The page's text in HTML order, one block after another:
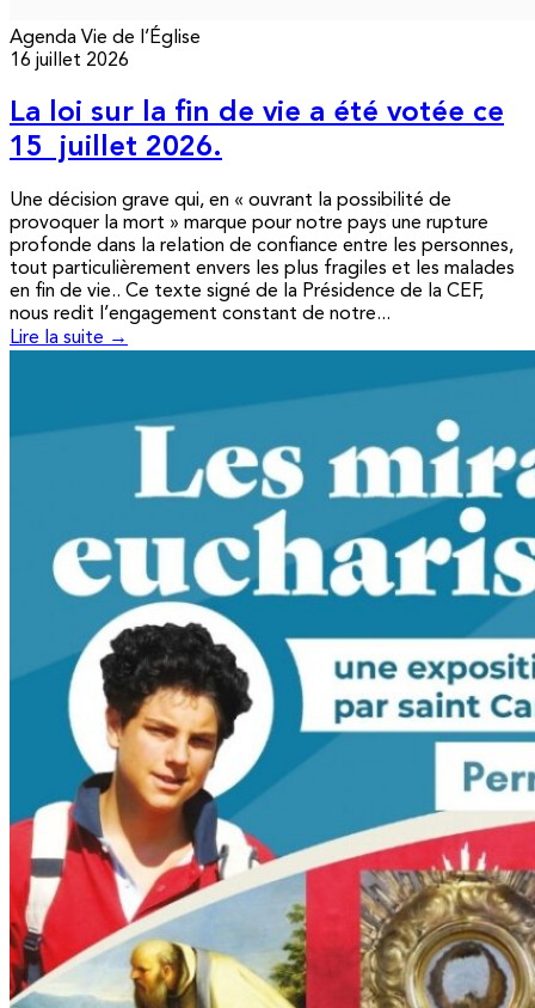
Agenda Vie de l’Église
16 juillet 2026
La loi sur la fin de vie a été votée ce
15 juillet 2026.
Une décision grave qui, en « ouvrant la possibilité de
provoquer la mort » marque pour notre pays une rupture
profonde dans la relation de confiance entre les personnes,
tout particulièrement envers les plus fragiles et les malades
en fin de vie.. Ce texte signé de la Présidence de la CEF,
nous redit l’engagement constant de notre...
Lire la suite →